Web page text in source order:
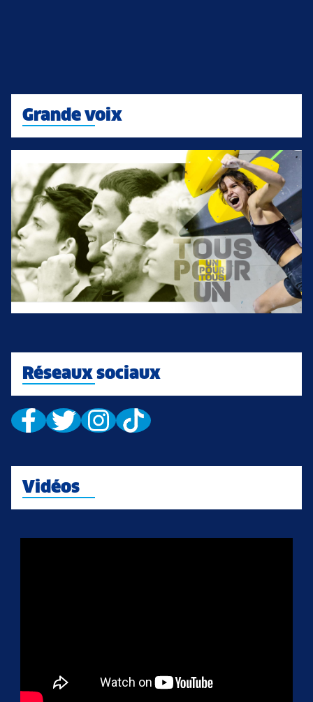
Grande voix
Réseaux sociaux
Vidéos